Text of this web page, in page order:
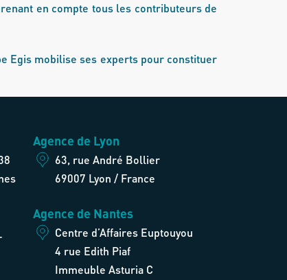
en compte tous les contributeurs de
Egis mobilise ses experts pour constituer
Agence de Lyon
63, rue André Bollier
69007 Lyon / France
Agence de Nantes
Centre d’Affaires Euptouyou
4 rue Edith Piaf
Immeuble Asturia C